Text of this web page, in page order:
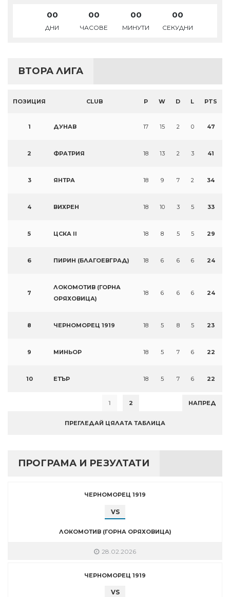
00
ДНИ
00
ЧАСОВЕ
00
МИНУТИ
00
СЕКУДНИ
ВТОРА ЛИГА
ПОЗИЦИЯ CLUB P W D L PTS
1 ДУНАВ 17 15 2 0 47
2 ФРАТРИЯ 18 13 2 3 41
3 ЯНТРА 18 9 7 2 34
4 ВИХРЕН 18 10 3 5 33
5 ЦСКА II 18 8 5 5 29
6 ПИРИН (БЛАГОЕВГРАД) 18 6 6 6 24
7
ЛОКОМОТИВ (ГОРНА
ОРЯХОВИЦА)
18 6 6 6 24
8 ЧЕРНОМОРЕЦ 1919 18 5 8 5 23
9 МИНЬОР 18 5 7 6 22
10 ЕТЪР 18 5 7 6 22
1 2 НАПРЕД
ПРЕГЛЕДАЙ ЦЯЛАТА ТАБЛИЦА
ПРОГРАМА И РЕЗУЛТАТИ
ЧЕРНОМОРЕЦ 1919
VS
ЛОКОМОТИВ (ГОРНА ОРЯХОВИЦА)
28.02.2026
ЧЕРНОМОРЕЦ 1919
VS